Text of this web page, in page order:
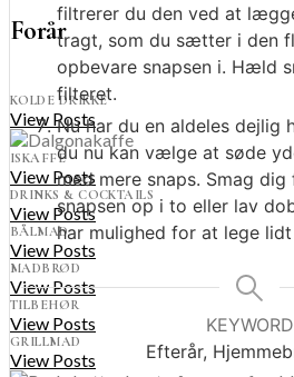
Forår
KOLDE DRIKKE
View Posts
ISKAFFE
View Posts
DRINKS & COCKTAILS
View Posts
BÅLMAD
View Posts
MADBRØD
View Posts
TILBEHØR
View Posts
GRILLMAD
View Posts
filtrerer du den ved at
tragt, som du sætter i den
opbevare snapsen i. Hæld
filteret.
Nu har du en aldeles dejlig
du nu kan vælge at søde
med mere snaps. Smag
snapsen op i to eller lav
har mulighed for at lege lidt
KEYWORD
Efterår,